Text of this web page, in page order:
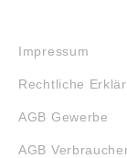
Impressum
Rechtliche
AGB Gewerbe
AGB